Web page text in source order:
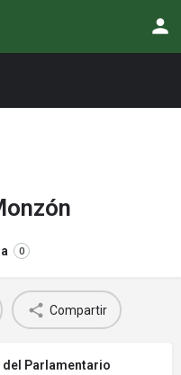
0
Compartir
del Parlamentario